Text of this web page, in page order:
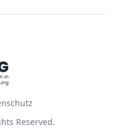
Reserved.